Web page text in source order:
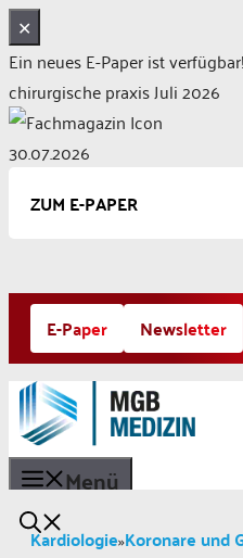
✕
Ein neues E-Paper ist verfügbar!
chirurgische praxis Juli 2026
30.07.2026
ZUM E-PAPER
Zum
Inhalt
springen
E-Paper Newsletter
Menü
Kardiologie»Koronare und